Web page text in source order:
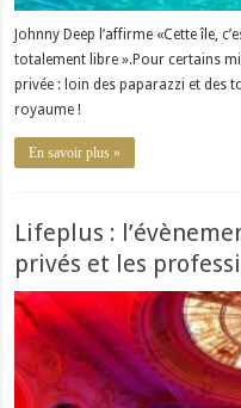
Johnny Deep l’affirme «Cette île,
totalement libre ».Pour certains
privée : loin des paparazzi et des
royaume !
En savoir plus »
Lifeplus :
privés et les